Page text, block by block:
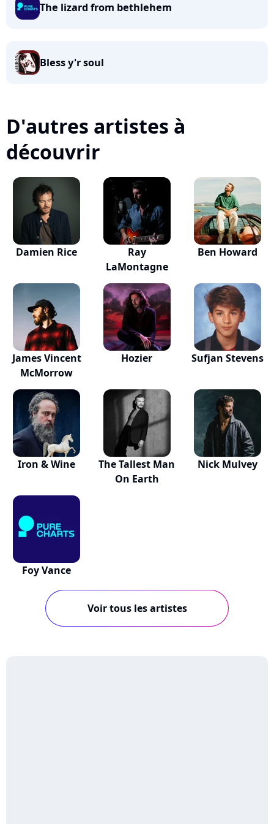
The lizard from bethlehem
Bless y'r soul
D'autres artistes à
découvrir
Damien Rice
Ray
LaMontagne
Ben Howard
James Vincent
McMorrow
Hozier Sufjan Stevens
Iron & Wine
The Tallest Man
On Earth
Nick Mulvey
Foy Vance
Voir tous les artistes